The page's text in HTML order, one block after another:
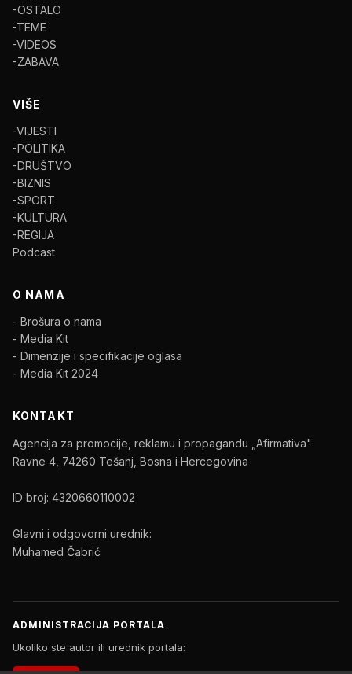
-OSTALO
-TEME
-VIDEOS
-ZABAVA
VIŠE
-VIJESTI
-POLITIKA
-DRUŠTVO
-BIZNIS
-SPORT
-KULTURA
-REGIJA
Podcast
O NAMA
- Brošura o nama
- Media Kit
- Dimenzije i specifikacije oglasa
- Media Kit 2024
KONTAKT
Agencija za promocije, reklamu i propagandu „Afirmativa"
Ravne 4, 74260 Tešanj, Bosna i Hercegovina
ID broj: 4320660110002
Glavni i odgovorni urednik:
Muhamed Čabrić
ADMINISTRACIJA PORTALA
Ukoliko ste autor ili urednik portala: